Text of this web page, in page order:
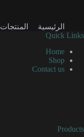
الرئيسية المنتجات
Quick Links
Home
Shop
Contact us
Products